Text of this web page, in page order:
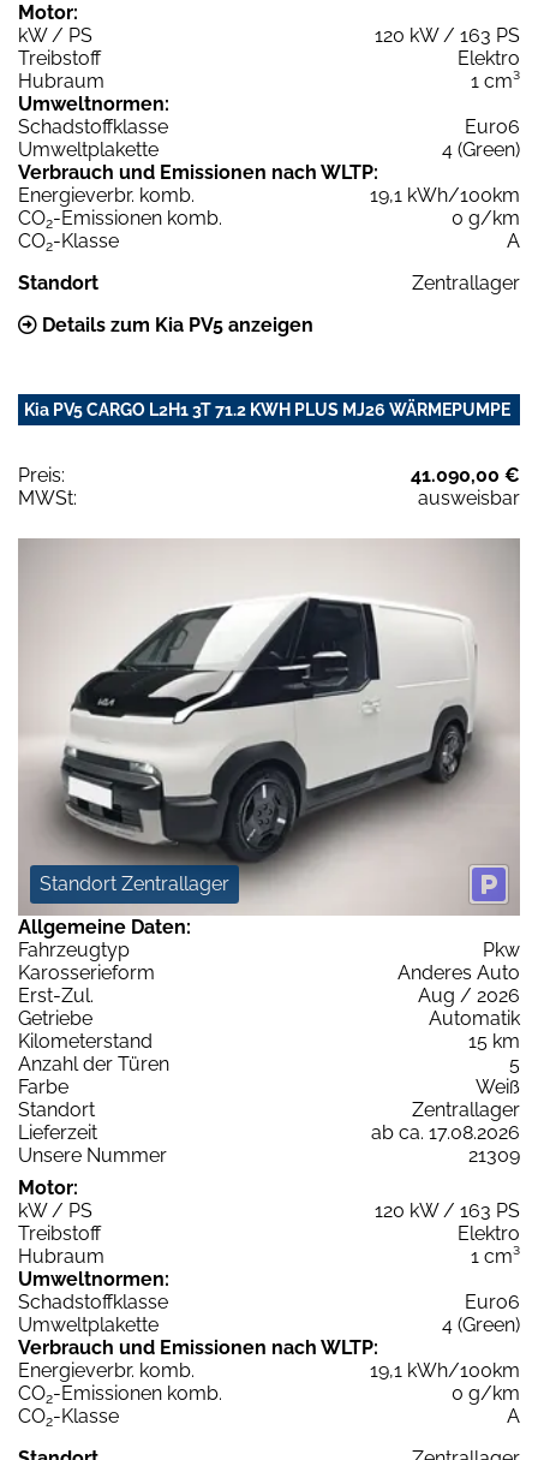
Motor:
kW / PS
120 kW / 163 PS
Treibstoff
Elektro
Hubraum
1 cm³
Umweltnormen:
Schadstoffklasse
Euro6
Umweltplakette
4 (Green)
Verbrauch und Emissionen nach WLTP:
Energieverbr. komb.
19,1 kWh/100km
CO2-Emissionen komb.
0 g/km
CO2-Klasse
A
Standort
Zentrallager
Details zum Kia PV5 anzeigen
Kia PV5 CARGO L2H1 3T 71.2 KWH PLUS MJ26 WÄRMEPUMPE
Preis:
41.090,00 €
MWSt:
ausweisbar
Standort Zentrallager
Allgemeine Daten:
Fahrzeugtyp
Pkw
Karosserieform
Anderes Auto
Erst-Zul.
Aug / 2026
Getriebe
Automatik
Kilometerstand
15 km
Anzahl der Türen
5
Farbe
Weiß
Standort
Zentrallager
Lieferzeit
ab ca. 17.08.2026
Unsere Nummer
21309
Motor:
kW / PS
120 kW / 163 PS
Treibstoff
Elektro
Hubraum
1 cm³
Umweltnormen:
Schadstoffklasse
Euro6
Umweltplakette
4 (Green)
Verbrauch und Emissionen nach WLTP:
Energieverbr. komb.
19,1 kWh/100km
CO2-Emissionen komb.
0 g/km
CO2-Klasse
A